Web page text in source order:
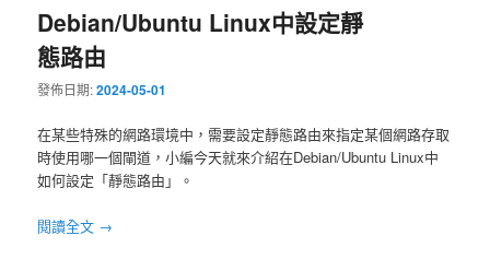
Debian/Ubuntu Linux中設定靜
態路由
發佈日期:2024-05-01
在某些特殊的網路環境中，需要設定靜態路由來指定某個網路存取
時使用哪一個閘道，小編今天就來介紹在Debian/Ubuntu Linux中
如何設定「靜態路由」。
閱讀全文 →